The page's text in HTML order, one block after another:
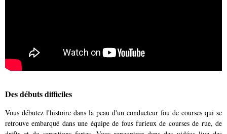
Des débuts difficiles
Vous débutez l'histoire dans la peau d'un conducteur fou de courses qui se
retrouve embarqué dans une équipe de fous furieux de courses de rue, de